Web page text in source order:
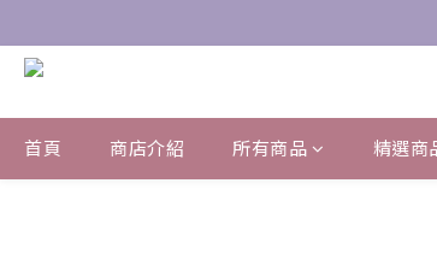
首頁 商店介紹 所有商品 精選商